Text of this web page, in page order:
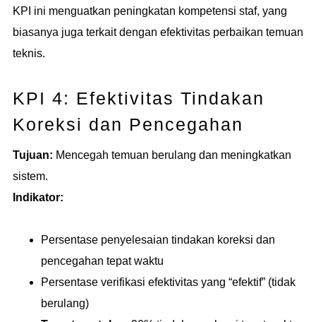
KPI ini menguatkan peningkatan kompetensi staf, yang
biasanya juga terkait dengan efektivitas perbaikan temuan
teknis.
KPI 4: Efektivitas Tindakan
Koreksi dan Pencegahan
Tujuan: Mencegah temuan berulang dan meningkatkan
sistem.
Indikator:
Persentase penyelesaian tindakan koreksi dan
pencegahan tepat waktu
Persentase verifikasi efektivitas yang “efektif” (tidak
berulang)